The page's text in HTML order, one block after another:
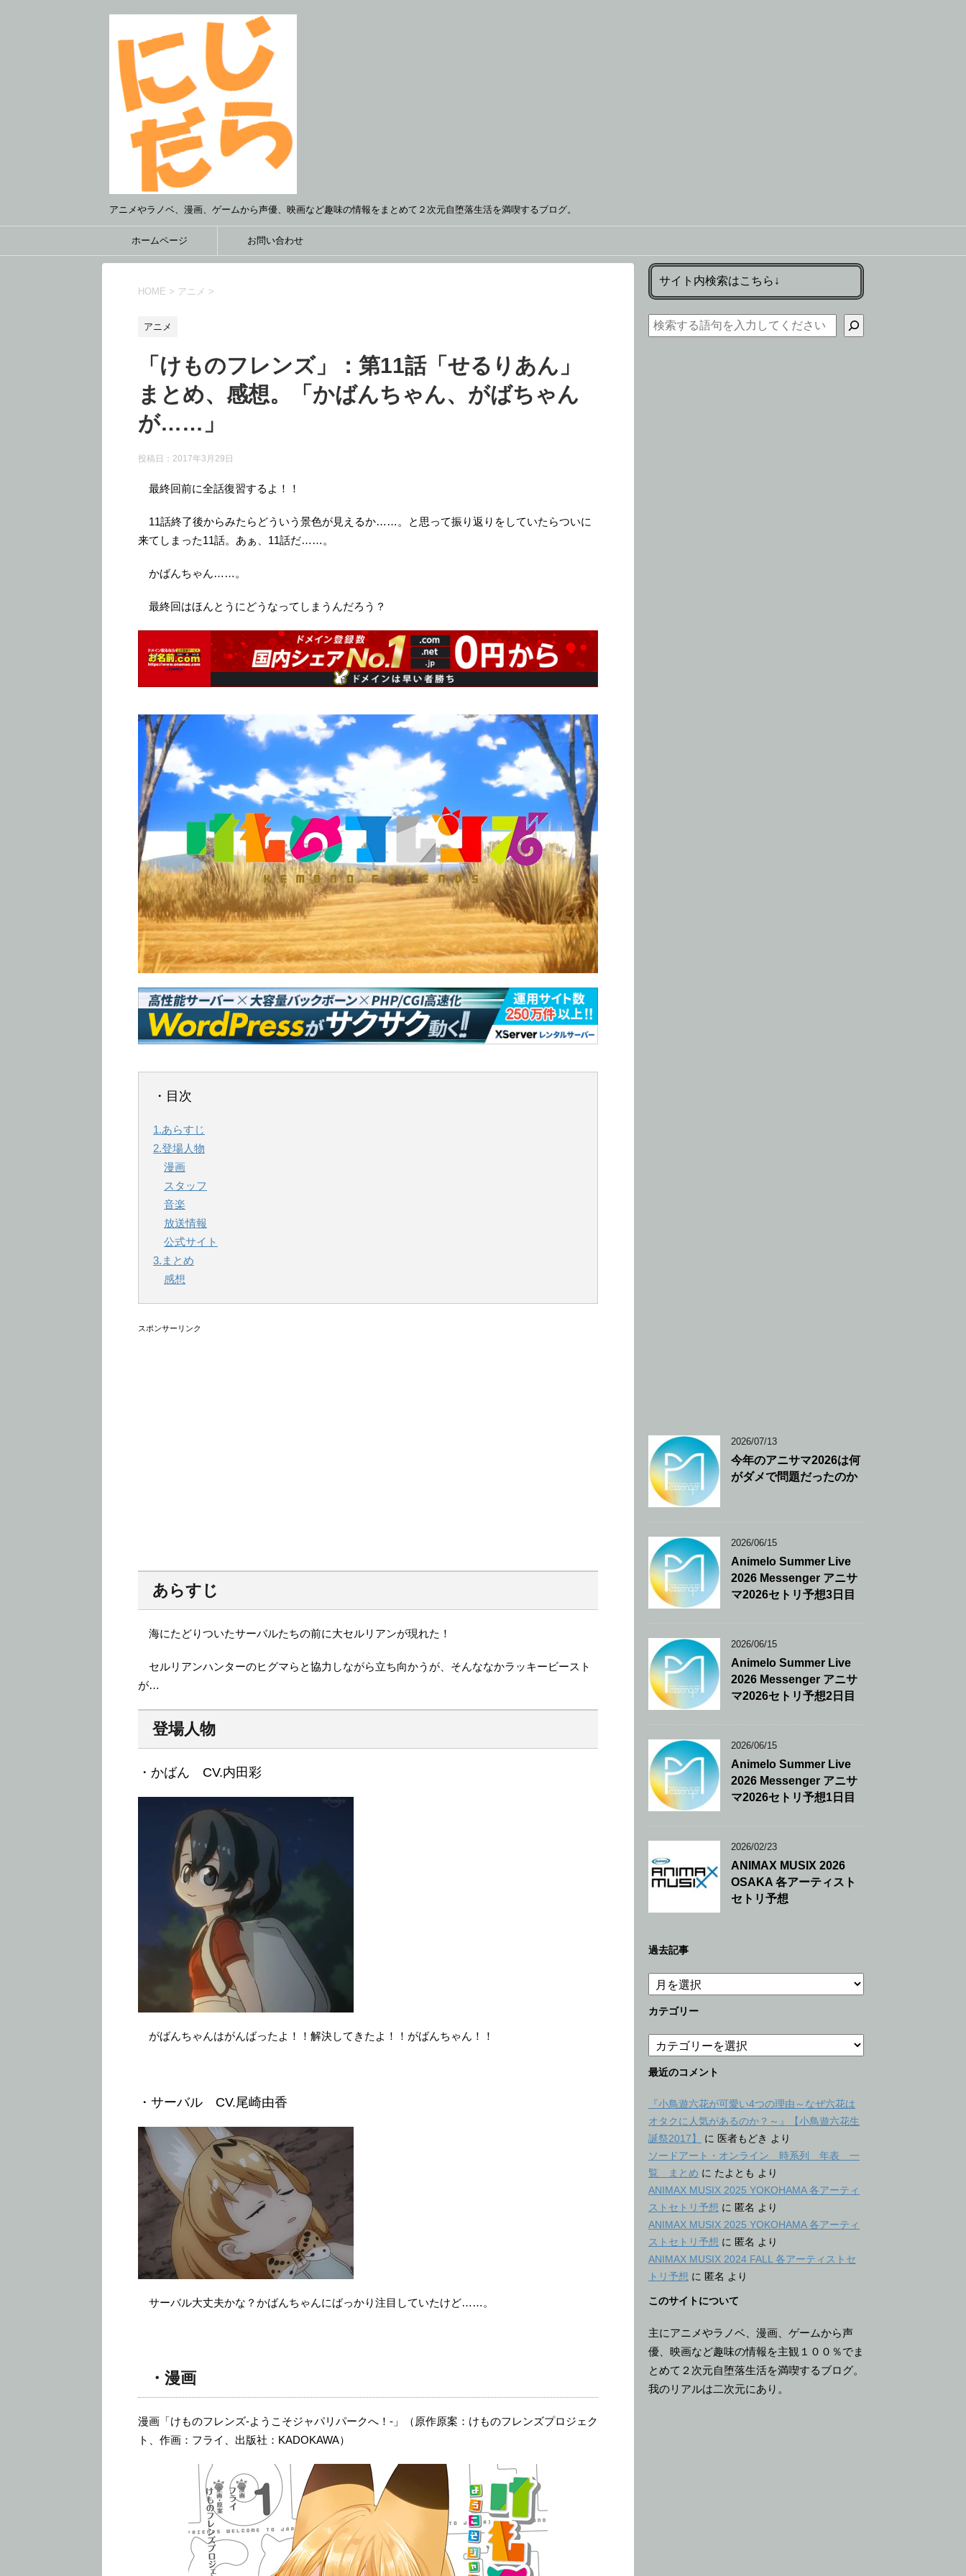
アニメやラノベ、漫画、ゲームから声優、映画など趣味の情報をまとめて２次元自堕落生活を満喫するブログ。
ホームページ お問い合わせ
HOME > アニメ >
アニメ
「けものフレンズ」：第11話「せるりあん」
まとめ、感想。「かばんちゃん、がばちゃん
が……」
投稿日： 2017年3月29日
最終回前に全話復習するよ！！
11話終了後からみたらどういう景色が見えるか……。と思って振り返りをしていたらついに
来てしまった11話。あぁ、11話だ……。
かばんちゃん……。
最終回はほんとうにどうなってしまうんだろう？
・目次
1.あらすじ
2.登場人物
漫画
スタッフ
音楽
放送情報
公式サイト
3.まとめ
感想
スポンサーリンク
あらすじ
海にたどりついたサーバルたちの前に大セルリアンが現れた！
セルリアンハンターのヒグマらと協力しながら立ち向かうが、そんななかラッキービースト
が…
登場人物
・かばん CV.内田彩
がばんちゃんはがんばったよ！！解決してきたよ！！がばんちゃん！！
・サーバル CV.尾崎由香
サーバル大丈夫かな？かばんちゃんにばっかり注目していたけど……。
・漫画
漫画「けものフレンズ-ようこそジャパリパークへ！-」（原作原案：けものフレンズプロジェク
ト、作画：フライ、出版社：KADOKAWA）
サイト内検索はこちら↓
検索
2026/07/13
今年のアニサマ2026は何
がダメで問題だったのか
2026/06/15
Animelo Summer Live
2026 Messenger アニサ
マ2026セトリ予想3日目
2026/06/15
Animelo Summer Live
2026 Messenger アニサ
マ2026セトリ予想2日目
2026/06/15
Animelo Summer Live
2026 Messenger アニサ
マ2026セトリ予想1日目
2026/02/23
ANIMAX MUSIX 2026
OSAKA 各アーティスト
セトリ予想
過去記事
過
去
記
カテゴリー
テ
ゴ
ー
最近のコメント
『小鳥遊六花が可愛い4つの理由～なぜ六花は
オタクに人気があるのか？～』【小鳥遊六花生
誕祭2017】
に 医者もどき より
ソードアート・オンライン 時系列 年表 一
覧 まとめ に たよとも より
ANIMAX MUSIX 2025 YOKOHAMA 各アーティ
ストセトリ予想 に 匿名 より
ANIMAX MUSIX 2025 YOKOHAMA 各アーティ
ストセトリ予想 に 匿名 より
ANIMAX MUSIX 2024 FALL 各アーティストセ
トリ予想 に 匿名 より
このサイトについて
主にアニメやラノベ、漫画、ゲームから声
優、映画など趣味の情報を主観１００％でま
とめて２次元自堕落生活を満喫するブログ。
我のリアルは二次元にあり。